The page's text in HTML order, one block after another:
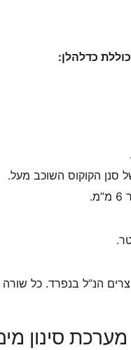
כדלהלן:
הנ”ל בנפרד. כל
מערכת סינון